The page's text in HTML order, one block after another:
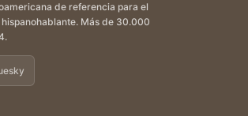
de referencia para el
Más de 30.000